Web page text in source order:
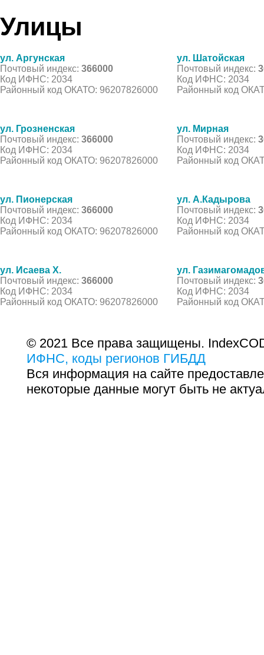
Улицы
ул. Аргунская
Почтовый индекс: 366000
Код ИФНС: 2034
Районный код ОКАТО: 96207826000
ул. Шатойская
Почтовый индекс:
Код ИФНС: 2034
Районный код
ул. Грозненская
Почтовый индекс: 366000
Код ИФНС: 2034
Районный код ОКАТО: 96207826000
ул. Мирная
Почтовый индекс:
Код ИФНС: 2034
Районный код
ул. Пионерская
Почтовый индекс: 366000
Код ИФНС: 2034
Районный код ОКАТО: 96207826000
ул. А.Кадырова
Почтовый индекс:
Код ИФНС: 2034
Районный код
ул. Исаева Х.
Почтовый индекс: 366000
Код ИФНС: 2034
Районный код ОКАТО: 96207826000
ул.
Почтовый индекс:
Код ИФНС: 2034
Районный код
© 2021 Все права защищены.
ИФНС, коды регионов ГИБДД
Вся информация на сайте
некоторые данные могут быть не